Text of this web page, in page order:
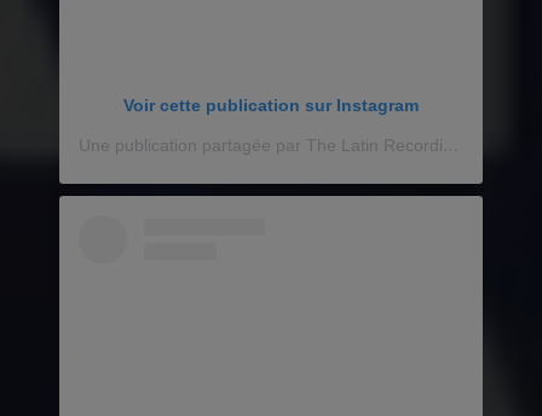
Voir cette publication sur Instagram